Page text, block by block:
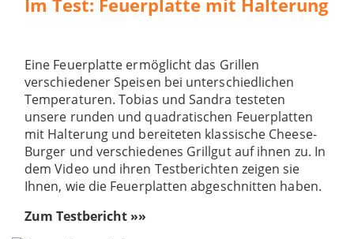
Im Test: Feuerplatte mit Halterung
Eine Feuerplatte ermöglicht das Grillen
verschiedener Speisen bei unterschiedlichen
Temperaturen. Tobias und Sandra testeten
unsere runden und quadratischen Feuerplatten
mit Halterung und bereiteten klassische Cheese-
Burger und verschiedenes Grillgut auf ihnen zu. In
dem Video und ihren Testberichten zeigen sie
Ihnen, wie die Feuerplatten abgeschnitten haben.
Zum Testbericht »»